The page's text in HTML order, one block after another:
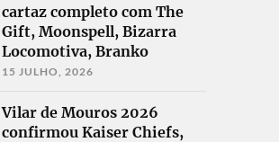
cartaz completo com The
Gift, Moonspell, Bizarra
Locomotiva, Branko
15 JULHO, 2026
Vilar de Mouros 2026
confirmou Kaiser Chiefs,